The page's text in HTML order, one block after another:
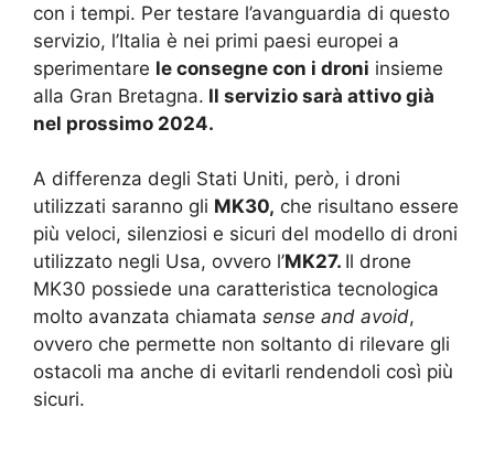
con i tempi. Per testare l’avanguardia di questo
servizio, l’Italia è nei primi paesi europei a
sperimentare le consegne con i droni insieme
alla Gran Bretagna. Il servizio sarà attivo già
nel prossimo 2024.
A differenza degli Stati Uniti, però, i droni
utilizzati saranno gli MK30, che risultano essere
più veloci, silenziosi e sicuri del modello di droni
utilizzato negli Usa, ovvero l’MK27. Il drone
MK30 possiede una caratteristica tecnologica
molto avanzata chiamata sense and avoid,
ovvero che permette non soltanto di rilevare gli
ostacoli ma anche di evitarli rendendoli così più
sicuri.